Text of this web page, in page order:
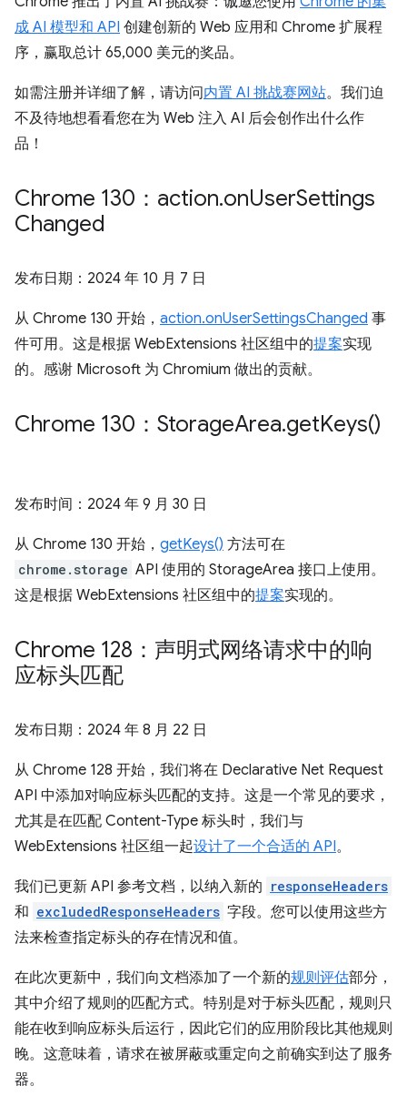
成 AI 模型和 API 创建创新的 Web 应用和 Chrome 扩展程
序，赢取总计 65,000 美元的奖品。
如需注册并详细了解，请访问内置 AI 挑战赛网站。我们迫
不及待地想看看您在为 Web 注入 AI 后会创作出什么作
品！
Chrome 130：action.onUserSettings
Changed
发布日期： 2024 年 10 月 7 日
从 Chrome 130 开始， action.onUserSettingsChanged 事
件可用。这是根据 WebExtensions 社区组中的提案实现
的。感谢 Microsoft 为 Chromium 做出的贡献。
Chrome 130：StorageArea.getKeys()
发布时间： 2024 年 9 月 30 日
从 Chrome 130 开始， getKeys() 方法可在
chrome.storage API 使用的 StorageArea 接口上使用。
这是根据 WebExtensions 社区组中的提案实现的。
Chrome 128：声明式网络请求中的响
应标头匹配
发布日期： 2024 年 8 月 22 日
从 Chrome 128 开始，我们将在 Declarative Net Request
API 中添加对响应标头匹配的支持。这是一个常见的要求，
尤其是在匹配 Content-Type 标头时，我们与
WebExtensions 社区组一起设计了一个合适的 API。
我们已更新 API 参考文档，以纳入新的 responseHeaders
和 excludedResponseHeaders 字段。您可以使用这些方
法来检查指定标头的存在情况和值。
在此次更新中，我们向文档添加了一个新的规则评估部分，
其中介绍了规则的匹配方式。特别是对于标头匹配，规则只
能在收到响应标头后运行，因此它们的应用阶段比其他规则
晚。这意味着，请求在被屏蔽或重定向之前确实到达了服务
器。